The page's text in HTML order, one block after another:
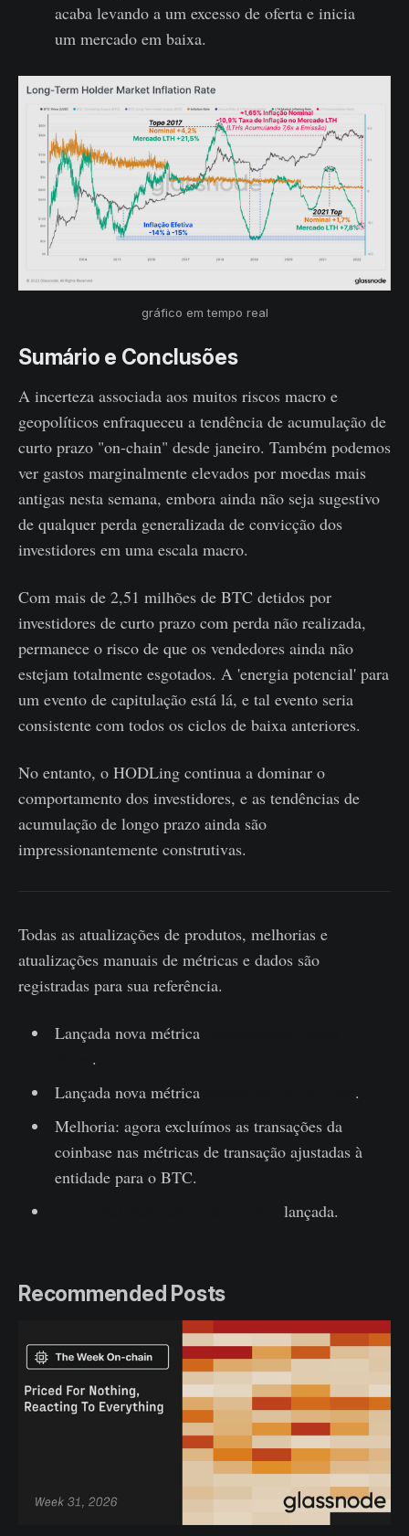
acaba levando a um excesso de oferta e inicia
um mercado em baixa.
gráfico em tempo real
Sumário e Conclusões
A incerteza associada aos muitos riscos macro e
geopolíticos enfraqueceu a tendência de acumulação de
curto prazo "on-chain" desde janeiro. Também podemos
ver gastos marginalmente elevados por moedas mais
antigas nesta semana, embora ainda não seja sugestivo
de qualquer perda generalizada de convicção dos
investidores em uma escala macro.
Com mais de 2,51 milhões de BTC detidos por
investidores de curto prazo com perda não realizada,
permanece o risco de que os vendedores ainda não
estejam totalmente esgotados. A 'energia potencial' para
um evento de capitulação está lá, e tal evento seria
consistente com todos os ciclos de baixa anteriores.
No entanto, o HODLing continua a dominar o
comportamento dos investidores, e as tendências de
acumulação de longo prazo ainda são
impressionantemente construtivas.
Todas as atualizações de produtos, melhorias e
atualizações manuais de métricas e dados são
registradas para sua referência.
Lançada nova métrica
.
Lançada nova métrica
.
Melhoria: agora excluímos as transações da
coinbase nas métricas de transação ajustadas à
entidade para o BTC.
lançada.
Recommended Posts